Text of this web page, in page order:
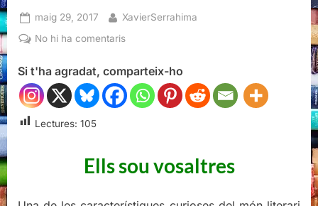
Posted
on
maig 29, 2017 By
XavierSerrahima
No hi ha comentarisa
ells,
Carles
Rebassa
Si t'ha agradat, comparteix-ho
Lectures: 105
Ells sou vosaltres